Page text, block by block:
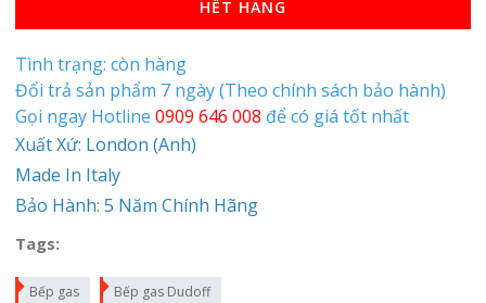
HẾT HÀNG
Tình trạng: còn hàng
Đổi trả sản phẩm 7 ngày (Theo chính sách bảo hành)
Gọi ngay Hotline 0909 646 008 để có giá tốt nhất
Xuất Xứ: London (Anh)
Made In Italy
Bảo Hành: 5 Năm Chính Hãng
Tags:
Bếp gas Bếp gas Dudoff